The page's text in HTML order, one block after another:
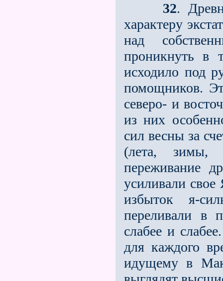
32.
характеру
над
проникнуть в
исходило под
помощников.
северо- и
из них
сил весны за
(лета, зимы,
переживание
усиливали
избыток я-
переливали в
слабее и
для каждого
идущему в